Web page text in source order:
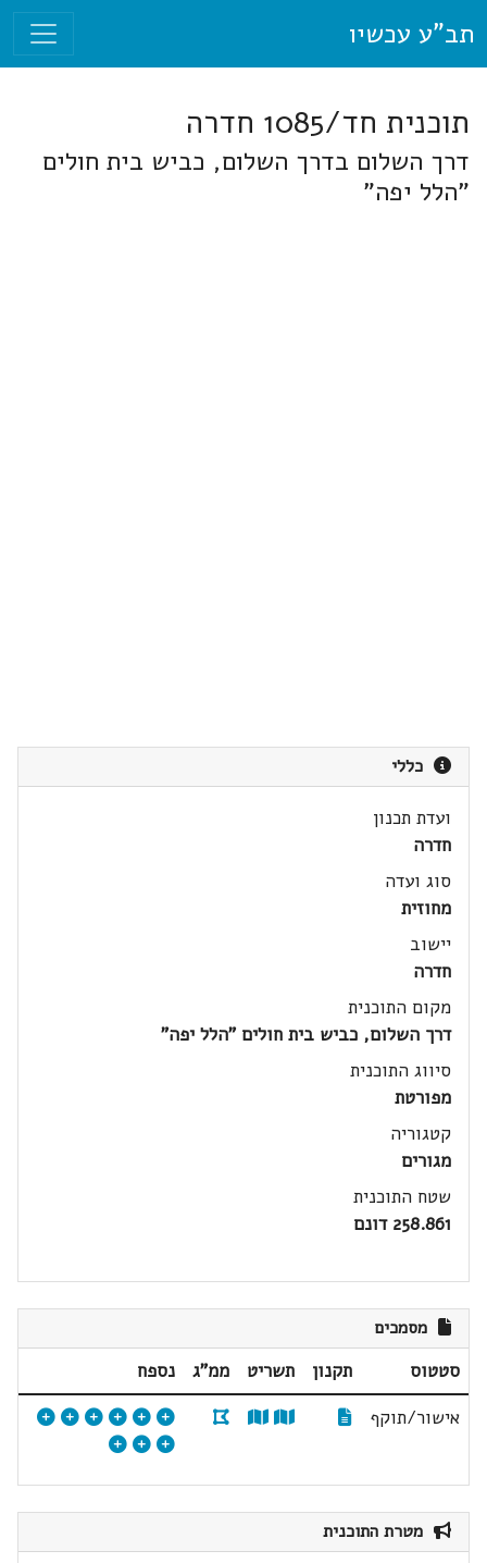
תב"ע עכשיו
תוכנית חד/1085 חדרה
דרך השלום בדרך השלום, כביש בית חולים
"הלל יפה"
כללי
ועדת תכנון
חדרה
סוג ועדה
מחוזית
יישוב
חדרה
מקום התוכנית
דרך השלום, כביש בית חולים "הלל יפה"
סיווג התוכנית
מפורטת
קטגוריה
מגורים
שטח התוכנית
258.861 דונם
מסמכים
סטטוס תקנון תשריט ממ"ג
נספח
אישור/תוקף
מטרת התוכנית